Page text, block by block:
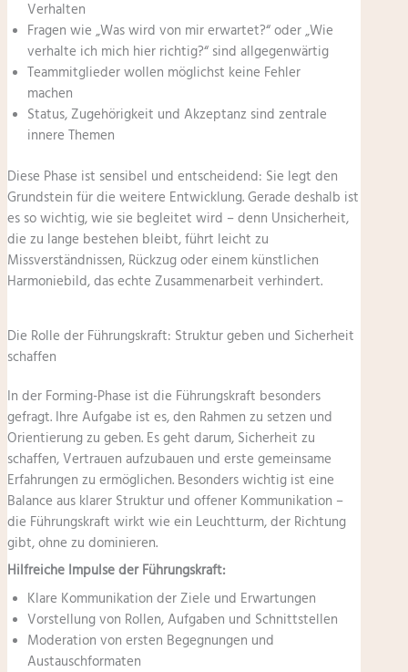
Verhalten
Fragen wie „Was wird von mir erwartet?“ oder „Wie
verhalte ich mich hier richtig?“ sind allgegenwärtig
Teammitglieder wollen möglichst keine Fehler
machen
Status, Zugehörigkeit und Akzeptanz sind zentrale
innere Themen
Diese Phase ist sensibel und entscheidend: Sie legt den
Grundstein für die weitere Entwicklung. Gerade deshalb ist
es so wichtig, wie sie begleitet wird – denn Unsicherheit,
die zu lange bestehen bleibt, führt leicht zu
Missverständnissen, Rückzug oder einem künstlichen
Harmoniebild, das echte Zusammenarbeit verhindert.
Die Rolle der Führungskraft: Struktur geben und Sicherheit
schaffen
In der Forming-Phase ist die Führungskraft besonders
gefragt. Ihre Aufgabe ist es, den Rahmen zu setzen und
Orientierung zu geben. Es geht darum, Sicherheit zu
schaffen, Vertrauen aufzubauen und erste gemeinsame
Erfahrungen zu ermöglichen. Besonders wichtig ist eine
Balance aus klarer Struktur und offener Kommunikation –
die Führungskraft wirkt wie ein Leuchtturm, der Richtung
gibt, ohne zu dominieren.
Hilfreiche Impulse der Führungskraft:
Klare Kommunikation der Ziele und Erwartungen
Vorstellung von Rollen, Aufgaben und Schnittstellen
Moderation von ersten Begegnungen und
Austauschformaten